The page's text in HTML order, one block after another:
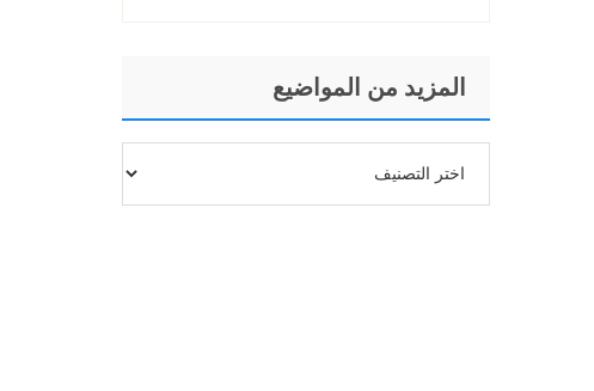
المزيد من المواضيع
المواضيع